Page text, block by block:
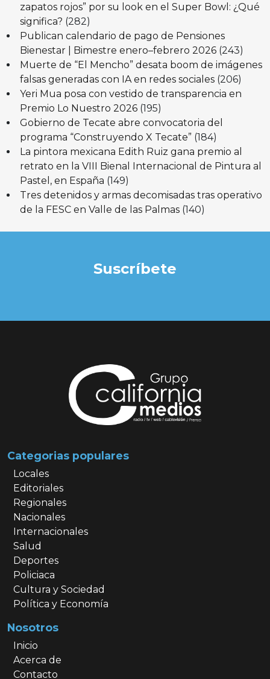
zapatos rojos” por su look en el Super Bowl: ¿Qué
significa? (282)
Publican calendario de pago de Pensiones
Bienestar | Bimestre enero–febrero 2026 (243)
Muerte de “El Mencho” desata boom de imágenes
falsas generadas con IA en redes sociales (206)
Yeri Mua posa con vestido de transparencia en
Premio Lo Nuestro 2026 (195)
Gobierno de Tecate abre convocatoria del
programa “Construyendo X Tecate” (184)
La pintora mexicana Edith Ruiz gana premio al
retrato en la VIII Bienal Internacional de Pintura al
Pastel, en España (149)
Tres detenidos y armas decomisadas tras operativo
de la FESC en Valle de las Palmas (140)
Suscríbete
Categorias populares
Locales
Editoriales
Regionales
Nacionales
Internacionales
Salud
Deportes
Policiaca
Cultura y Sociedad
Política y Economía
Nosotros
Inicio
Acerca de
Contacto